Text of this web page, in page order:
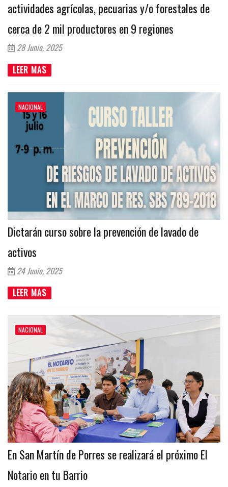
actividades agrícolas, pecuarias y/o forestales de
cerca de 2 mil productores en 9 regiones
28 Junio, 2025
LEER MAS
NACIONAL
Dictarán curso sobre la prevención de lavado de
activos
24 Junio, 2025
LEER MAS
NACIONAL
En San Martín de Porres se realizará el próximo El
Notario en tu Barrio